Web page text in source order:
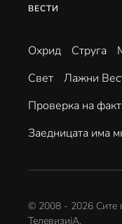
ВЕСТИ
Охрид Струга
Свет
Лажни
Проверка на
Заедницата има
© 2008 - 2026 Сите
ТелевизијА.